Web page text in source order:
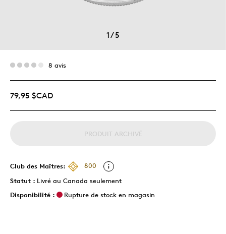
1/5
8 avis
79,95 $CAD
PRODUIT ARCHIVÉ
Club des Maîtres:
800
Statut : Livré au Canada seulement
Disponibilité :
Rupture de stock en magasin